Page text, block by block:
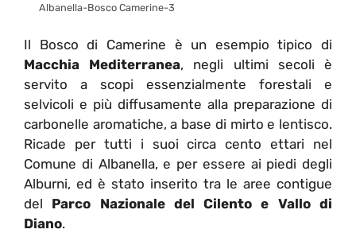
Albanella-Bosco Camerine-3
Il Bosco di Camerine è un esempio tipico di
Macchia Mediterranea, negli ultimi secoli è
servito a scopi essenzialmente forestali e
selvicoli e più diffusamente alla preparazione di
carbonelle aromatiche, a base di mirto e lentisco.
Ricade per tutti i suoi circa cento ettari nel
Comune di Albanella, e per essere ai piedi degli
Alburni, ed è stato inserito tra le aree contigue
del Parco Nazionale del Cilento e Vallo di
Diano.